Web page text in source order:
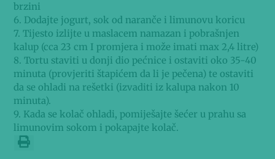
brzini
6. Dodajte jogurt, sok od naranče i limunovu koricu
7. Tijesto izlijte u maslacem namazan i pobrašnjen
kalup (cca 23 cm I promjera i može imati max 2,4 litre)
8. Tortu staviti u donji dio pećnice i ostaviti oko 35-40
minuta (provjeriti štapićem da li je pečena) te ostaviti
da se ohladi na rešetki (izvaditi iz kalupa nakon 10
minuta).
9. Kada se kolač ohladi, pomiješajte šećer u prahu sa
limunovim sokom i pokapajte kolač.